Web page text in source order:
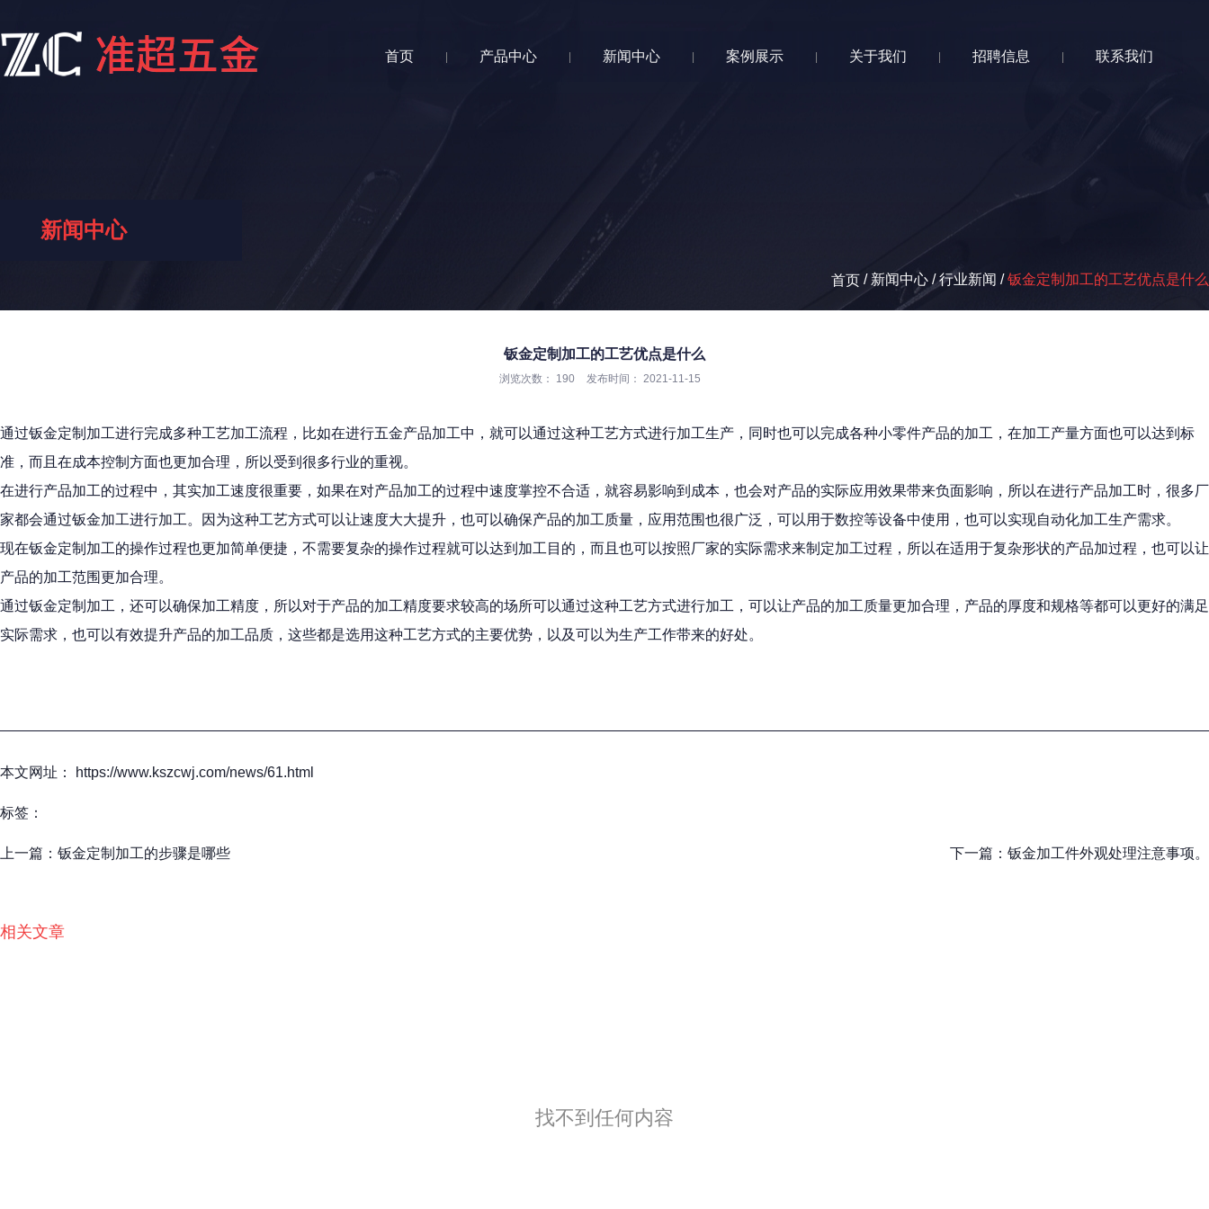
首页 | 产品中心 | 新闻中心 | 案例展示 | 关于我们 | 招聘信息 | 联系我们
新闻中心
首页 / 新闻中心 /行业新闻 /钣金定制加工的工艺优点是什么
钣金定制加工的工艺优点是什么
浏览次数： 190 发布时间： 2021-11-15
通过钣金定制加工进行完成多种工艺加工流程，比如在进行五金产品加工中，就可以通过这种工艺方式进行加工生产，同时也可以完成各种小零件产品的加工，在加工产量方面也可以达到标
准，而且在成本控制方面也更加合理，所以受到很多行业的重视。
在进行产品加工的过程中，其实加工速度很重要，如果在对产品加工的过程中速度掌控不合适，就容易影响到成本，也会对产品的实际应用效果带来负面影响，所以在进行产品加工时，很多厂
家都会通过钣金加工进行加工。因为这种工艺方式可以让速度大大提升，也可以确保产品的加工质量，应用范围也很广泛，可以用于数控等设备中使用，也可以实现自动化加工生产需求。
现在钣金定制加工的操作过程也更加简单便捷，不需要复杂的操作过程就可以达到加工目的，而且也可以按照厂家的实际需求来制定加工过程，所以在适用于复杂形状的产品加过程，也可以让
产品的加工范围更加合理。
通过钣金定制加工，还可以确保加工精度，所以对于产品的加工精度要求较高的场所可以通过这种工艺方式进行加工，可以让产品的加工质量更加合理，产品的厚度和规格等都可以更好的满足
实际需求，也可以有效提升产品的加工品质，这些都是选用这种工艺方式的主要优势，以及可以为生产工作带来的好处。
本文网址： https://www.kszcwj.com/news/61.html
标签：
上一篇： 钣金定制加工的步骤是哪些 下一篇： 钣金加工件外观处理注意事项。
相关文章
找不到任何内容